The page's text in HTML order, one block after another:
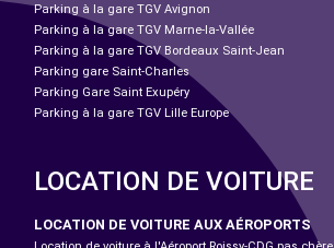
Parking à la gare TGV Avignon
Parking à la gare TGV Marne-la-Vallée
Parking à la gare TGV Bordeaux Saint-Jean
Parking gare Saint-Charles
Parking Gare Saint Exupéry
Parking à la gare TGV Lille Europe
LOCATION DE VOITURE
LOCATION DE VOITURE AUX AÉROPORTS